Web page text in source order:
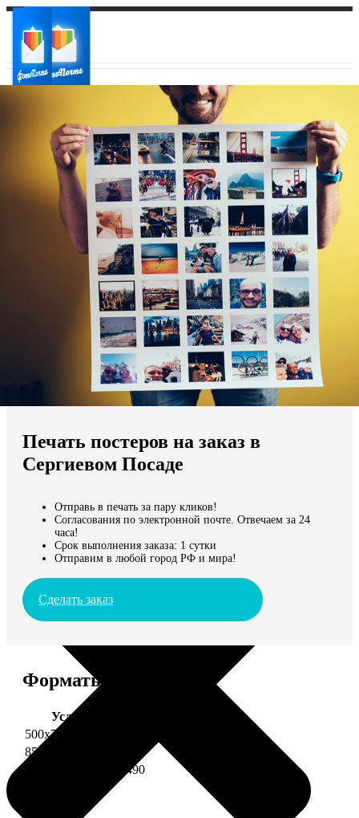
Ваш город:
Ваш регион доставки
Выберите из списка:
Мы доставляем по всему миру
Продолжить без города
Печать постеров на заказ в
Сергиевом Посаде
Отправь в печать за пару кликов!
Согласования по электронной почте. Отвечаем за 24
часа!
Срок выполнения заказа: 1 сутки
Отправим в любой город РФ и мира!
Сделать заказ
Форматы и цены
Услуга
500х700 глянец
850х600 глянец
5490